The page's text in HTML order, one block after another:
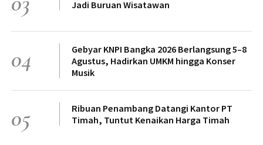
Jadi Buruan Wisatawan
04
Gebyar KNPI Bangka 2026 Berlangsung 5–8
Agustus, Hadirkan UMKM hingga Konser
Musik
05
Ribuan Penambang Datangi Kantor PT
Timah, Tuntut Kenaikan Harga Timah